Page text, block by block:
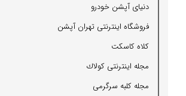
دنیای آپشن خودرو
فروشگاه اینترنتی تهران آپشن
كلاه كاسكت
مجله اینترنتی كولاك
مجله كلبه سرگرمی